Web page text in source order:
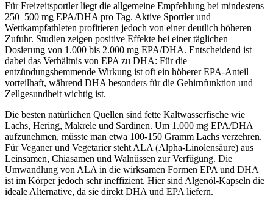
Für Freizeitsportler liegt die allgemeine Empfehlung bei mindestens
250–500 mg EPA/DHA pro Tag. Aktive Sportler und
Wettkampfathleten profitieren jedoch von einer deutlich höheren
Zufuhr. Studien zeigen positive Effekte bei einer täglichen
Dosierung von 1.000 bis 2.000 mg EPA/DHA. Entscheidend ist
dabei das Verhältnis von EPA zu DHA: Für die
entzündungshemmende Wirkung ist oft ein höherer EPA-Anteil
vorteilhaft, während DHA besonders für die Gehirnfunktion und
Zellgesundheit wichtig ist.
Die besten natürlichen Quellen sind fette Kaltwasserfische wie
Lachs, Hering, Makrele und Sardinen. Um 1.000 mg EPA/DHA
aufzunehmen, müsste man etwa 100-150 Gramm Lachs verzehren.
Für Veganer und Vegetarier steht ALA (Alpha-Linolensäure) aus
Leinsamen, Chiasamen und Walnüssen zur Verfügung. Die
Umwandlung von ALA in die wirksamen Formen EPA und DHA
ist im Körper jedoch sehr ineffizient. Hier sind Algenöl-Kapseln die
ideale Alternative, da sie direkt DHA und EPA liefern.